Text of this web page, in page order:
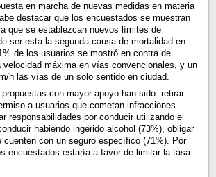
en marcha de nuevas medidas en materia
destacar que los encuestados se muestran
que se establezcan nuevos límites de
ser esta la segunda causa de mortalidad en
de los usuarios se mostró en contra de
velocidad máxima en vías convencionales, y un
h las vías de un solo sentido en ciudad.
con mayor apoyo han sido: retirar
a usuarios que cometan infracciones
responsabilidades por conducir utilizando el
habiendo ingerido alcohol (73%), obligar
con un seguro específico (71%). Por
encuestados estaría a favor de limitar la tasa